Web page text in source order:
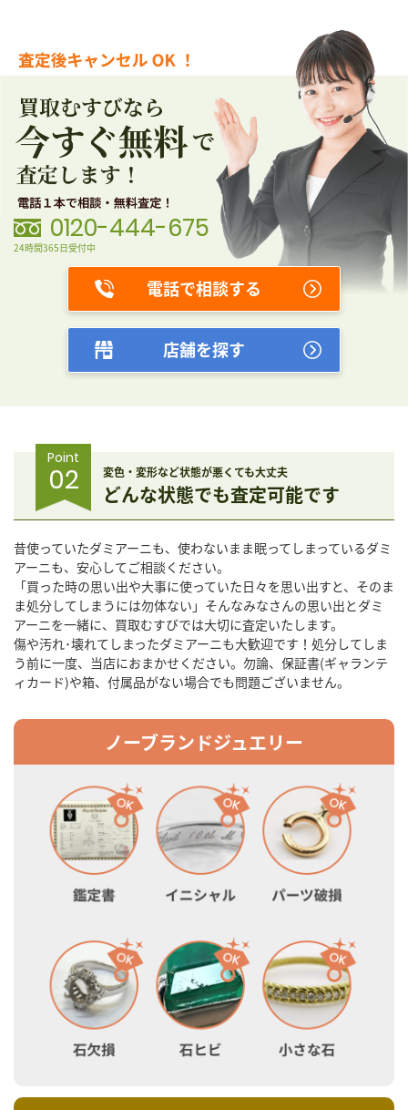
0120-444-675
24時間365日受付中
電話で相談する
店舗を探す
Point
02 変色・変形など状態が悪くても大丈夫
どんな状態でも査定可能です
昔使っていたダミアーニも、使わないまま眠ってしまっているダミ
アーニも、安心してご相談ください。
「買った時の思い出や大事に使っていた日々を思い出すと、そのま
ま処分してしまうには勿体ない」そんなみなさんの思い出とダミ
アーニを一緒に、買取むすびでは大切に査定いたします。
傷や汚れ･壊れてしまったダミアーニも大歓迎です！処分してしま
う前に一度、当店におまかせください。勿論、保証書(ギャランテ
ィカード)や箱、付属品がない場合でも問題ございません。
ノーブランドジュエリー